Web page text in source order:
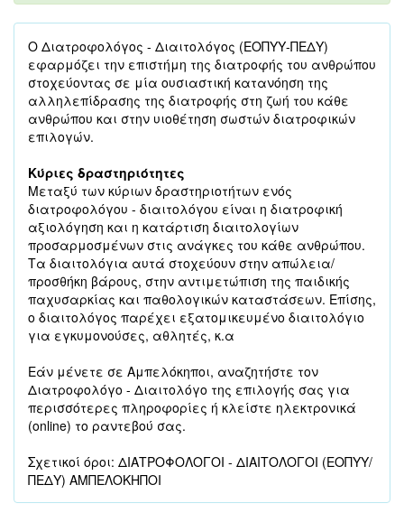
Ο Διατροφολόγος - Διαιτολόγος (ΕΟΠΥΥ-ΠΕΔΥ)
εφαρμόζει την επιστήμη της διατροφής του ανθρώπου
στοχεύοντας σε μία ουσιαστική κατανόηση της
αλληλεπίδρασης της διατροφής στη ζωή του κάθε
ανθρώπου και στην υιοθέτηση σωστών διατροφικών
επιλογών.
Κύριες δραστηριότητες
Μεταξύ των κύριων δραστηριοτήτων ενός
διατροφολόγου - διαιτολόγου είναι η διατροφική
αξιολόγηση και η κατάρτιση διαιτολογίων
προσαρμοσμένων στις ανάγκες του κάθε ανθρώπου.
Τα διαιτολόγια αυτά στοχεύουν στην απώλεια/
προσθήκη βάρους, στην αντιμετώπιση της παιδικής
παχυσαρκίας και παθολογικών καταστάσεων. Επίσης,
ο διαιτολόγος παρέχει εξατομικευμένο διαιτολόγιο
για εγκυμονούσες, αθλητές, κ.α
Εάν μένετε σε Αμπελόκηποι, αναζητήστε τον
Διατροφολόγο - Διαιτολόγο της επιλογής σας για
περισσότερες πληροφορίες ή κλείστε ηλεκτρονικά
(online) το ραντεβού σας.
Σχετικοί όροι: ΔΙΑΤΡΟΦΟΛΟΓΟΙ - ΔΙΑΙΤΟΛΟΓΟΙ (ΕΟΠΥΥ/
ΠΕΔΥ) ΑΜΠΕΛΟΚΗΠΟΙ